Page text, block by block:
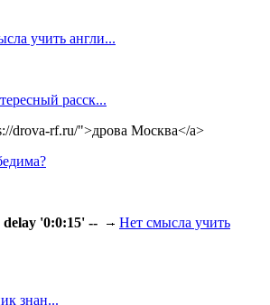
учить англи...
расск...
drova-rf.ru/">дрова Москва</a>
'0:0:15' --
Нет смысла учить
знан...